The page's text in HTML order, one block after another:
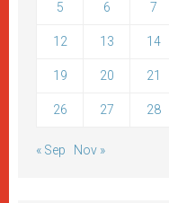
5 6 7
12 13 14
19 20 21
26 27 28
« Sep Nov »